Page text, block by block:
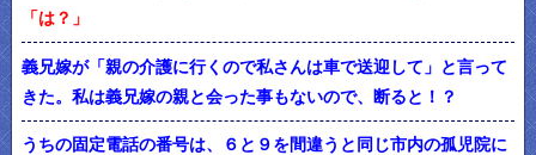
「は？」
義兄嫁が「親の介護に行くので私さんは車で送迎して」と言って
きた。私は義兄嫁の親と会った事もないので、断ると！？
うちの固定電話の番号は、６と９を間違うと同じ市内の孤児院に